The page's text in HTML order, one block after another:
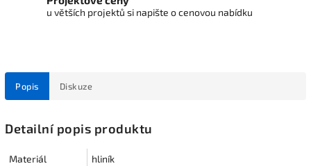
u větších projektů si napište o cenovou nabídku
Popis Diskuze
Detailní popis produktu
Materiál
hliník